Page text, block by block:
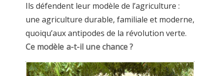
Ils défendent leur modèle de l’agriculture :
une agriculture durable, familiale et moderne,
quoiqu’aux antipodes de la révolution verte.
Ce modèle a-t-il une chance ?